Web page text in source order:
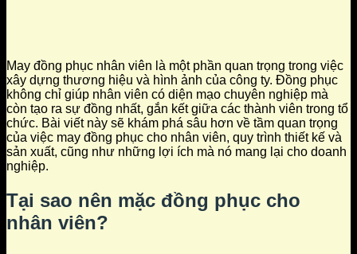
May đồng phục nhân viên là một phần quan trọng trong việc
xây dựng thương hiệu và hình ảnh của công ty. Đồng phục
không chỉ giúp nhân viên có diện mạo chuyên nghiệp mà
còn tạo ra sự đồng nhất, gắn kết giữa các thành viên trong tổ
chức. Bài viết này sẽ khám phá sâu hơn về tầm quan trọng
của việc may đồng phục cho nhân viên, quy trình thiết kế và
sản xuất, cũng như những lợi ích mà nó mang lại cho doanh
nghiệp.
Tại sao nên mặc đồng phục cho
nhân viên?